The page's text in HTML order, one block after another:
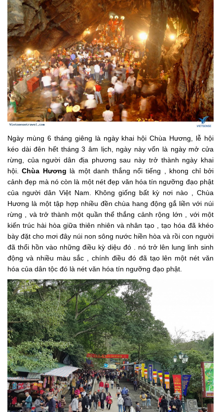
Ngày mùng 6 tháng giêng là ngày khai hội Chùa Hương, lễ hội
kéo dài đên hết tháng 3 âm lịch, ngày này vốn là ngày mở cửa
rừng, của người dân địa phương sau này trở thành ngày khai
hội.Chùa Hương là một danh thắng nổi tiếng , khong chỉ bởi
cảnh đẹp mà nó còn là một nét đẹp văn hóa tín ngưỡng đạo phật
của người dân Việt Nam. Không giống bất kỳ nơi nào , Chùa
Hương là một tập hợp nhiều đền chùa hang động gắ liền với núi
rừng , và trở thành một quần thể thắng cảnh rộng lớn , với một
kiến trúc hài hòa giữa thiên nhiên và nhân tạo , tạo hóa đã khéo
bày đặt cho mơi đây núi non sông nước hiền hòa và rồi con người
đã thổi hồn vào những điều kỳ diệu đó . nó trở lên lung linh sinh
động và nhiều màu sắc , chính điều đó đã tạo lên một nét văn
hóa của dân tộc đó là nét văn hóa tín ngưỡng đạo phật.